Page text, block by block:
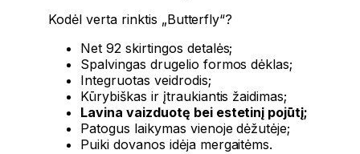
Kodėl verta rinktis „Butterfly“?
Net 92 skirtingos detalės;
Spalvingas drugelio formos dėklas;
Integruotas veidrodis;
Kūrybiškas ir įtraukiantis žaidimas;
Lavina vaizduotę bei estetinį pojūtį;
Patogus laikymas vienoje dėžutėje;
Puiki dovanos idėja mergaitėms.